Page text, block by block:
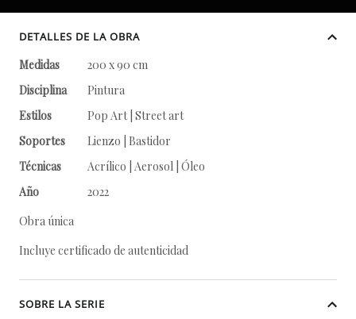
DETALLES DE LA OBRA
Medidas
200 x 90 cm
Disciplina
Pintura
Estilos
Pop Art | Street art
Soportes
Lienzo | Bastidor
Técnicas
Acrílico | Aerosol | Óleo
Año
2022
Obra única
Incluye certificado de autenticidad
SOBRE LA SERIE